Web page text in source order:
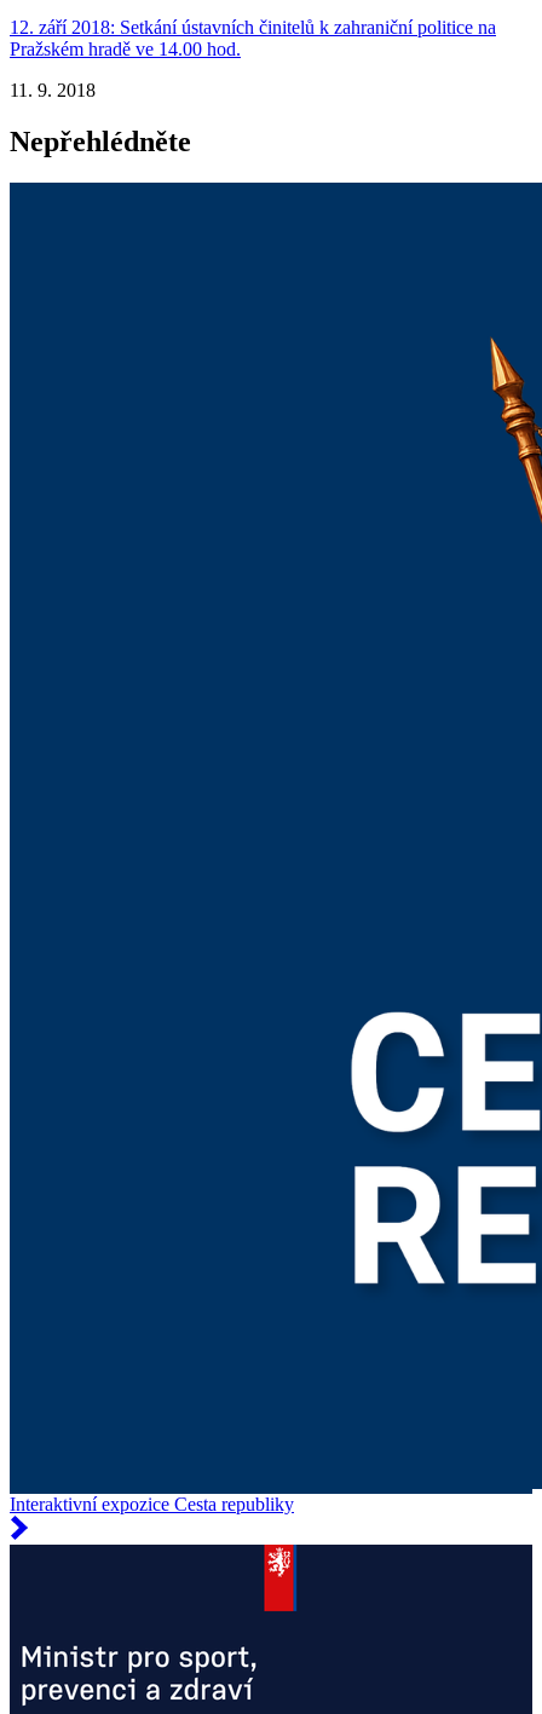
12. září 2018: Setkání ústavních činitelů k zahraniční politice na
Pražském hradě ve 14.00 hod.
11. 9. 2018
Nepřehlédněte
Interaktivní expozice Cesta republiky